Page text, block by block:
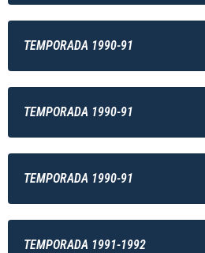
TEMPORADA 1990-91
TEMPORADA 1990-91
TEMPORADA 1990-91
TEMPORADA 1991-1992